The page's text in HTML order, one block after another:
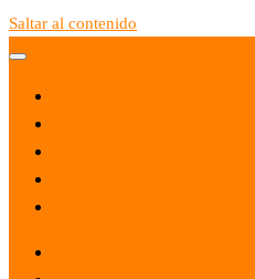
Saltar al contenido